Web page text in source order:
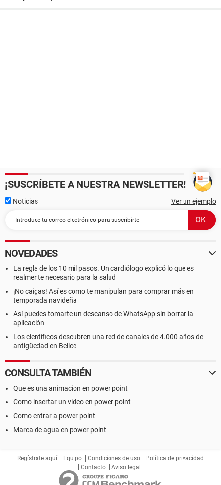
¡SUSCRÍBETE A NUESTRA NEWSLETTER!
Noticias Ver un ejemplo
NOVEDADES
La regla de los 10 mil pasos. Un cardiólogo explicó lo que es
realmente necesario para la salud
¡No caigas! Así es como te manipulan para comprar más en
temporada navideña
Así puedes tomarte un descanso de WhatsApp sin borrar la
aplicación
Los científicos descubren una red de canales de 4.000 años de
antigüedad en Belice
CONSULTA TAMBIÉN
Que es una animacion en power point
Como insertar un video en power point
Como entrar a power point
Marca de agua en power point
Regístrate aquí Equipo Condiciones de uso
Política de privacidad
Contacto
Aviso legal